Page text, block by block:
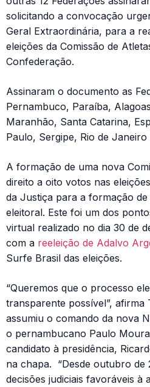
solicitando a convocação
Geral Extraordinária, para a
eleições da Comissão de
Confederação.
Assinaram o documento as
Pernambuco, Paraíba,
Maranhão, Santa Catarina,
Paulo, Sergipe, Rio de Janeiro
A formação de uma nova
direito a oito votos nas
da Justiça para a formação
eleitoral. Este foi um dos
virtual realizado no dia 30 de
com a reeleição de Adalvo
Surfe Brasil das eleições.
“Queremos que o processo
transparente possível”, afirma
assumiu o comando da nova
o pernambucano Paulo
candidato à presidência,
na chapa. “Desde outubro de
decisões judiciais favoráveis